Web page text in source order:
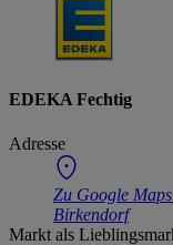
EDEKA Fechtig
Adresse
Zu Google
Birkendorf
Markt als